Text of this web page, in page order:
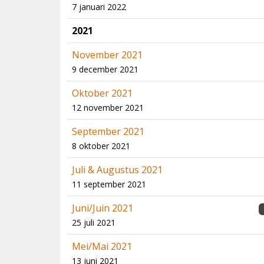
7 januari 2022
2021
November 2021
9 december 2021
Oktober 2021
12 november 2021
September 2021
8 oktober 2021
Juli & Augustus 2021
11 september 2021
Juni/Juin 2021
25 juli 2021
Mei/Mai 2021
13 juni 2021